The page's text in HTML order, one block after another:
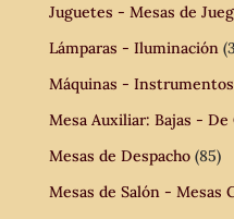
Juguetes - Mesas de
Lámparas - Iluminación
Máquinas - Instrumentos
Mesa Auxiliar: Bajas -
Mesas de Despacho (85)
Mesas de Salón - Mesas